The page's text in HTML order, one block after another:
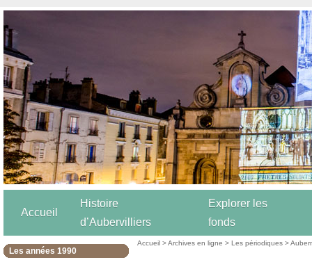
Accueil
Histoire
d’Aubervilliers
Explorer les
fonds
Les années 1990
Accueil >Archives en ligne >Les périodiques >